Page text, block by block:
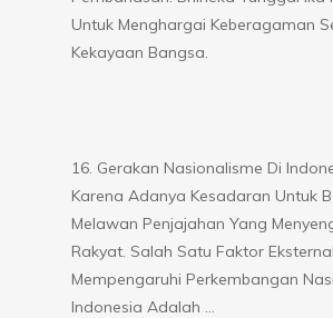
Untuk Menghargai Keberagaman
Kekayaan Bangsa.
16. Gerakan Nasionalisme Di
Karena Adanya Kesadaran Untuk
Melawan Penjajahan Yang
Rakyat. Salah Satu Faktor
Mempengaruhi Perkembangan
Indonesia Adalah …